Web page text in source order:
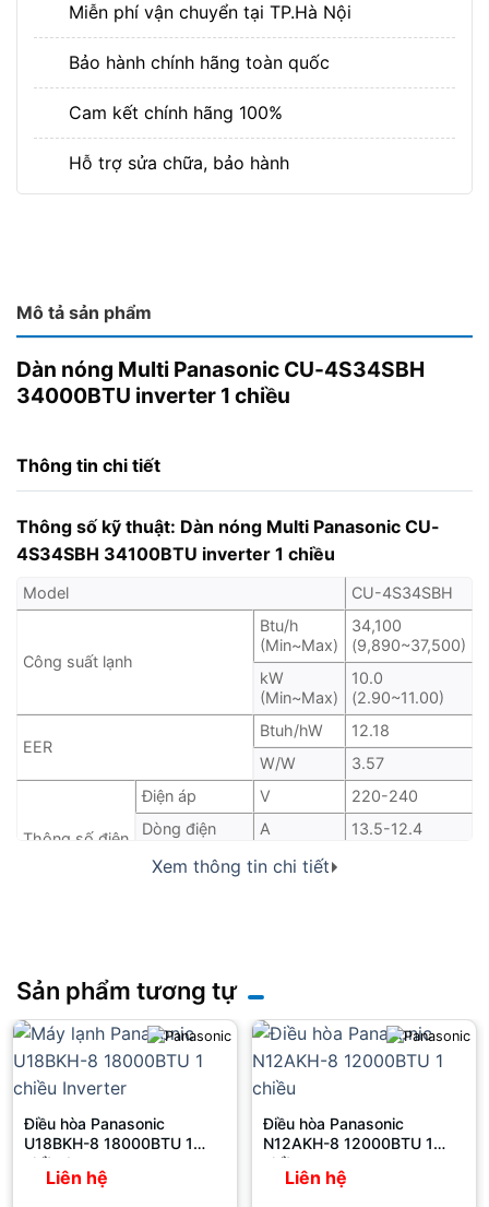
Miễn phí vận chuyển tại TP.Hà Nội
Bảo hành chính hãng toàn quốc
Cam kết chính hãng 100%
Hỗ trợ sửa chữa, bảo hành
Mô tả sản phẩm
Dàn nóng Multi Panasonic CU-4S34SBH
34000BTU inverter 1 chiều
Thông tin chi tiết
Thông số kỹ thuật: Dàn nóng Multi Panasonic CU-
4S34SBH 34100BTU inverter 1 chiều
Model CU-4S34SBH
Công suất lạnh
Btu/h
(Min~Max)
34,100
(9,890~37,500)
kW
(Min~Max)
10.0
(2.90~11.00)
EER
Btuh/hW
12.18
W/W
3.57
Thông số điện
Điện áp V
220-240
Dòng điện
A
13.5-12.4
Công suất
W
Dòng khởi động
Công suất quạt
W 90
mm
Sâu
mm
340
Khối lượng
Xem thông tin chi tiết
Sản phẩm tương tự
Điều hòa Panasonic
U18BKH-8 18000BTU 1
chiều Inverter
Liên hệ
Điều hòa Panasonic
N12AKH-8 12000BTU 1
chiều
Liên hệ